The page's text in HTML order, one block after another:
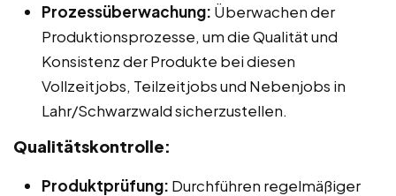
Prozessüberwachung: Überwachen der
Produktionsprozesse, um die Qualität und
Konsistenz der Produkte bei diesen
Vollzeitjobs, Teilzeitjobs und Nebenjobs in
Lahr/Schwarzwald sicherzustellen.
Qualitätskontrolle:
Produktprüfung: Durchführen regelmäßiger